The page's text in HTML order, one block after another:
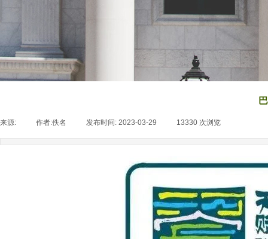
来源: 作者:佚名 发布时间: 2023-03-29 13330 次浏览